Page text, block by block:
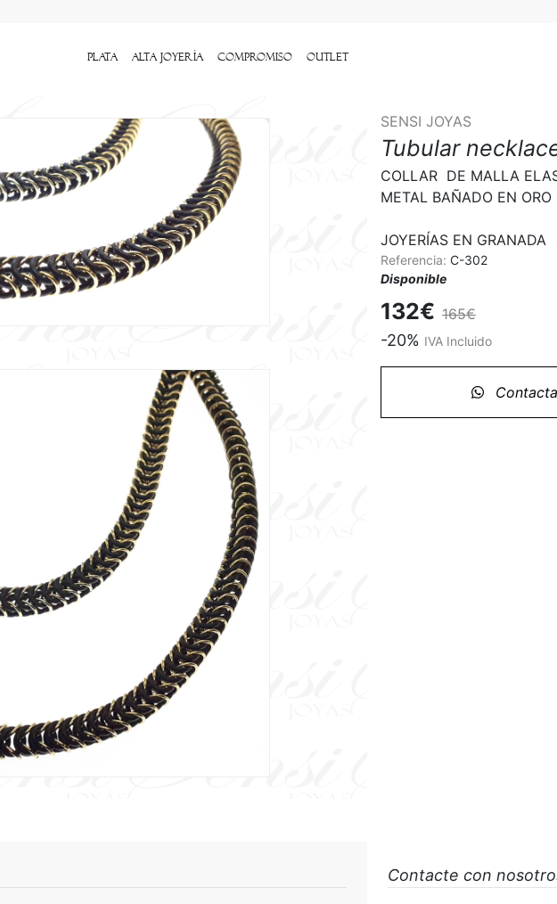
Plata Alta Joyería Compromiso outlet
SENSI JOYAS
Tubular
COLLAR  DE MALLA
METAL BAÑADO EN ORO
JOYERÍAS EN GRANADA
Referencia: C-302
Disponible
132€ 165€
-20% IVA Incluido
Contacte con